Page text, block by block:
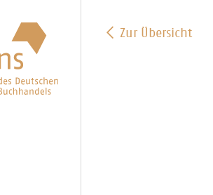
Zur Übersicht